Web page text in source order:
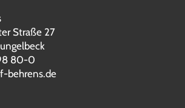
Straße 27
80-0
behrens.de